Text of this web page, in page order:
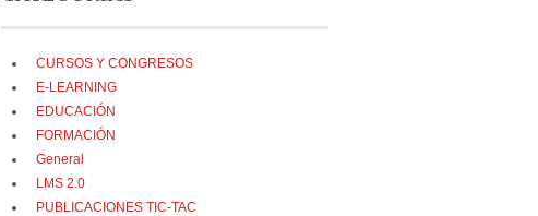
CURSOS Y CONGRESOS
E-LEARNING
EDUCACIÓN
FORMACIÓN
General
LMS 2.0
PUBLICACIONES TIC-TAC